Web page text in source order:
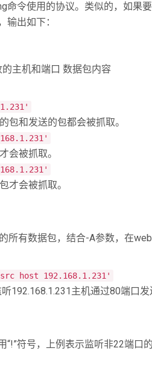
命令使用的协议。类似的，如果
出如下：
主机和端口 数据包内容
包和发送的包都会被抓取。
会被抓取。
才会被抓取。
所有数据包，结合-A参数，在web
host 192.168.1.231'
192.168.1.231主机通过80端口发
符号，上例表示监听非22端口的